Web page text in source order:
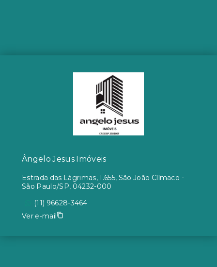
Ângelo Jesus Imóveis
Estrada das Lágrimas, 1.655, São João Clímaco -
São Paulo/SP, 04232-000
(11) 96628-3464
Ver e-mail